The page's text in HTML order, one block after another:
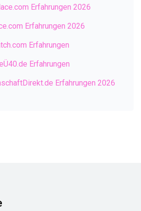
Erfahrungen 2026
Erfahrungen 2026
Erfahrungen
Erfahrungen
Erfahrungen 2026